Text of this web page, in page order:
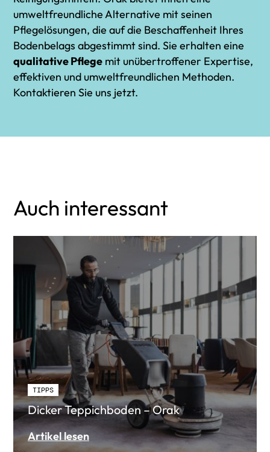
umweltfreundliche Alternative mit seinen
Pflegelösungen, die auf die Beschaffenheit Ihres
Bodenbelags abgestimmt sind. Sie erhalten eine
qualitative Pflege mit unübertroffener Expertise,
effektiven und umweltfreundlichen Methoden.
Kontaktieren Sie uns jetzt.
Auch interessant
TIPPS
Dicker Teppichboden – Orak
Artikel lesen